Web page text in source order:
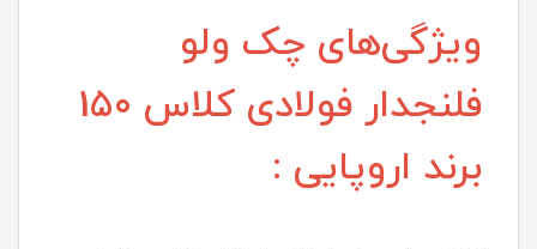
ویژگی‌های چک ولو
فلنجدار فولادی کلاس 150
برند اروپایی :